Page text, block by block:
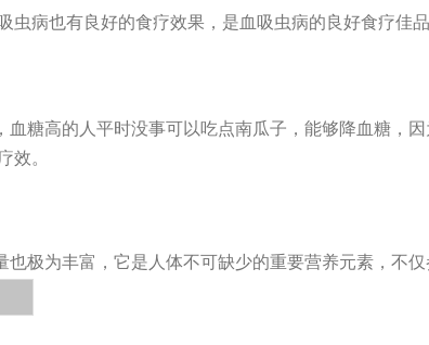
虫病也有良好的食疗效果，是血吸虫病的良好食疗佳品
血糖高的人平时没事可以吃点南瓜子，能够降血糖，
效。
也极为丰富，它是人体不可缺少的重要营养元素，不